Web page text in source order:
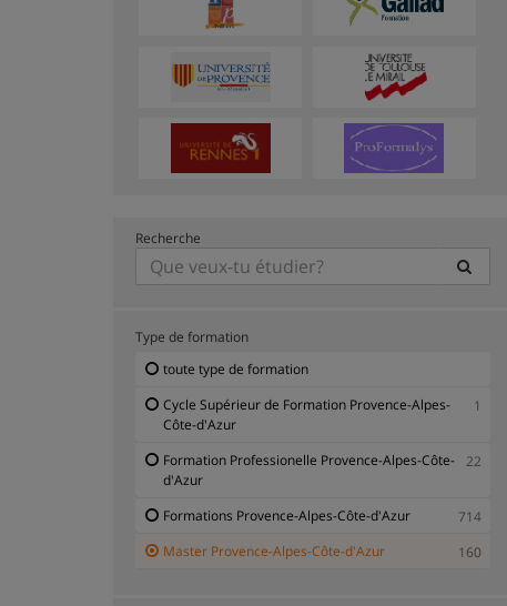
Recherche
Type de formation
toute type de formation
Cycle Supérieur de Formation Provence-Alpes-
Côte-d'Azur
1
Formation Professionelle Provence-Alpes-Côte-
d'Azur
22
Formations Provence-Alpes-Côte-d'Azur
714
Master Provence-Alpes-Côte-d'Azur
160